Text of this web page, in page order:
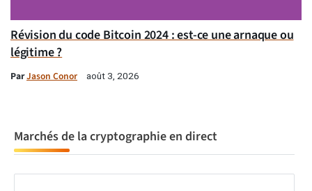
Révision du code Bitcoin 2024 : est-ce une arnaque ou
légitime ?
ParJason Conor août 3, 2026
Marchés de la cryptographie en direct